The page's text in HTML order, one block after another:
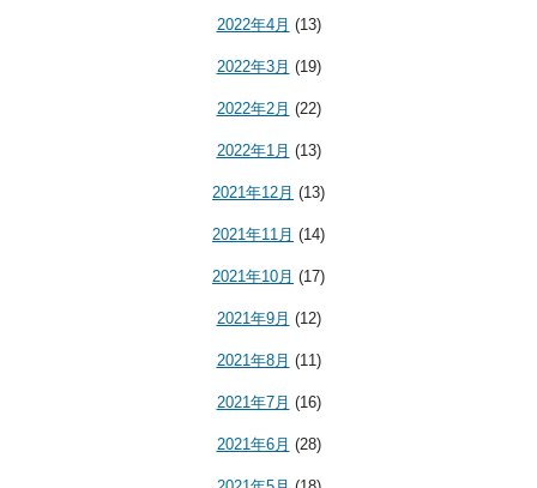
2022年4月 (13)
2022年3月 (19)
2022年2月 (22)
2022年1月 (13)
2021年12月 (13)
2021年11月 (14)
2021年10月 (17)
2021年9月 (12)
2021年8月 (11)
2021年7月 (16)
2021年6月 (28)